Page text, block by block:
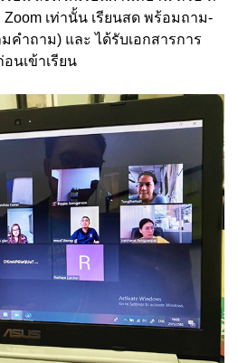
เท่านั้น เรียนสด พร้อมถาม-
ำถาม) และ ได้รับเอกสารการ
นเข้าเรียน